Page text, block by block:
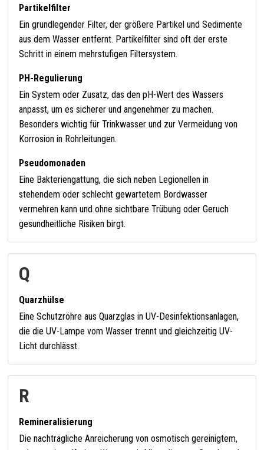
Partikelfilter
Ein grundlegender Filter, der größere Partikel und Sedimente
aus dem Wasser entfernt. Partikelfilter sind oft der erste
Schritt in einem mehrstufigen Filtersystem.
PH-Regulierung
Ein System oder Zusatz, das den pH-Wert des Wassers
anpasst, um es sicherer und angenehmer zu machen.
Besonders wichtig für Trinkwasser und zur Vermeidung von
Korrosion in Rohrleitungen.
Pseudomonaden
Eine Bakteriengattung, die sich neben Legionellen in
stehendem oder schlecht gewartetem Bordwasser
vermehren kann und ohne sichtbare Trübung oder Geruch
gesundheitliche Risiken birgt.
Q
Quarzhülse
Eine Schutzröhre aus Quarzglas in UV-Desinfektionsanlagen,
die die UV-Lampe vom Wasser trennt und gleichzeitig UV-
Licht durchlässt.
R
Remineralisierung
Die nachträgliche Anreicherung von osmotisch gereinigtem,